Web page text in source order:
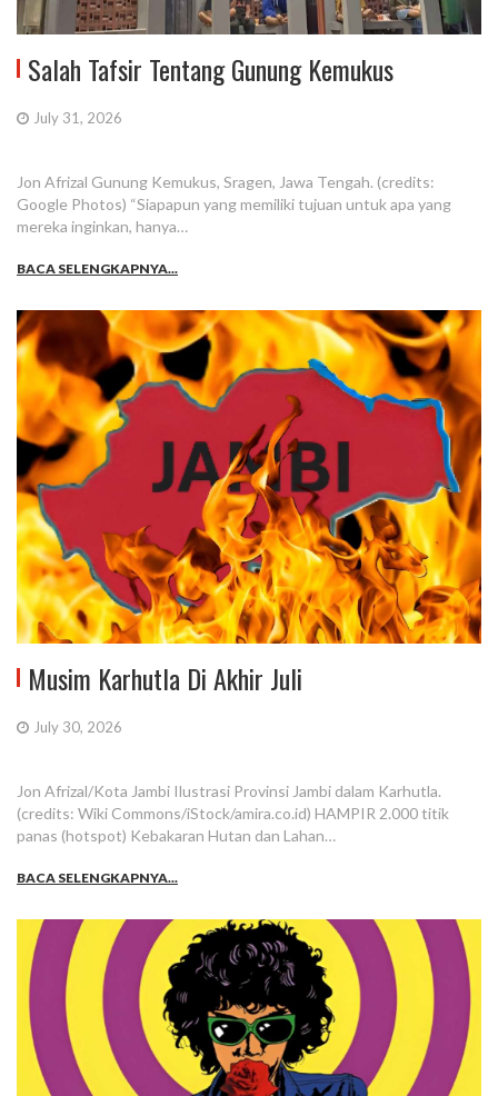
Salah Tafsir Tentang Gunung Kemukus
July 31, 2026
Jon Afrizal Gunung Kemukus, Sragen, Jawa Tengah. (credits:
Google Photos) “Siapapun yang memiliki tujuan untuk apa yang
mereka inginkan, hanya…
BACA SELENGKAPNYA...
Musim Karhutla Di Akhir Juli
July 30, 2026
Jon Afrizal/Kota Jambi Ilustrasi Provinsi Jambi dalam Karhutla.
(credits: Wiki Commons/iStock/amira.co.id) HAMPIR 2.000 titik
panas (hotspot) Kebakaran Hutan dan Lahan…
BACA SELENGKAPNYA...